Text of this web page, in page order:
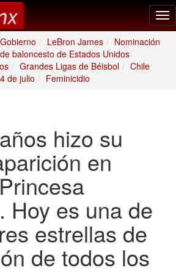
Gobierno LeBron James
Nominación
baloncesto de Estados Unidos
Grandes Ligas de Béisbol
Chile
4 de julio
Feminicidio
hizo su
en
Hoy es una de
estrellas de
de todos los